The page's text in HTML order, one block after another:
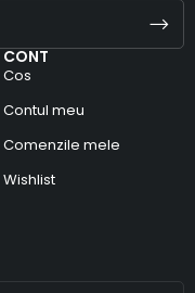
CONT
Cos
Contul meu
Comenzile mele
Wishlist